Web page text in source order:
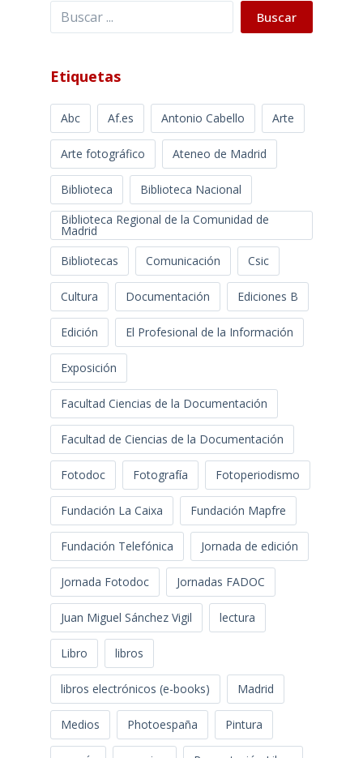
Buscar Buscar
Etiquetas
Abc Af.es Antonio Cabello Arte
Arte fotográfico Ateneo de Madrid
Biblioteca
Biblioteca Nacional
Biblioteca Regional de la Comunidad de
Madrid
Bibliotecas
Comunicación Csic
Cultura Documentación Ediciones B
Edición El Profesional de la Información
Exposición
Facultad Ciencias de la Documentación
Facultad de Ciencias de la Documentación
Fotodoc Fotografía Fotoperiodismo
Fundación La Caixa Fundación Mapfre
Fundación Telefónica Jornada de edición
Jornada Fotodoc Jornadas FADOC
Juan Miguel Sánchez Vigil lectura
Libro libros
libros electrónicos (e-books) Madrid
Medios Photoespaña Pintura